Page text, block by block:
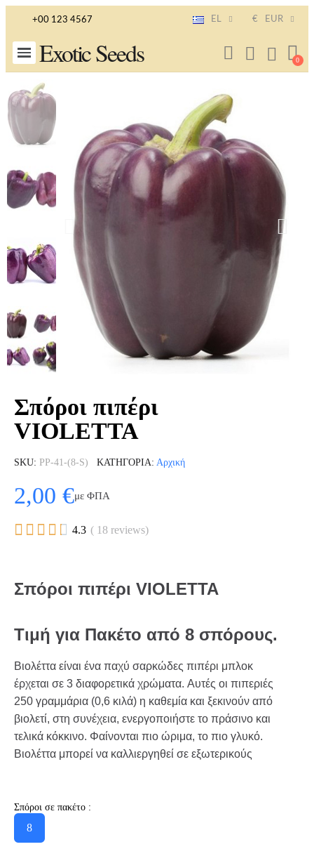
+00 123 4567 EL € EUR
Exotic Seeds
Σπόροι πιπέρι
VIOLETTA
SKU PP-41-(8-S) ΚΑΤΗΓΟΡΊΑ Αρχική
2,00 €με ΦΠΑ
     4.3 ( 18 reviews)
Σπόροι πιπέρι VIOLETTA
Τιμή για Πακέτο από 8 σπόρους.
Βιολέττα είναι ένα παχύ σαρκώδες πιπέρι μπλοκ
έρχεται σε 3 διαφορετικά χρώματα. Αυτές οι πιπεριές
250 γραμμάρια (0,6 κιλά) η καθεμία και ξεκινούν από
βιολετί, στη συνέχεια, ενεργοποιήστε το πράσινο και
τελικά κόκκινο. Φαίνονται πιο ώριμα, το πιο γλυκό.
Βιολέττα μπορεί να καλλιεργηθεί σε εξωτερικούς
Σπόροι σε πακέτο :
8